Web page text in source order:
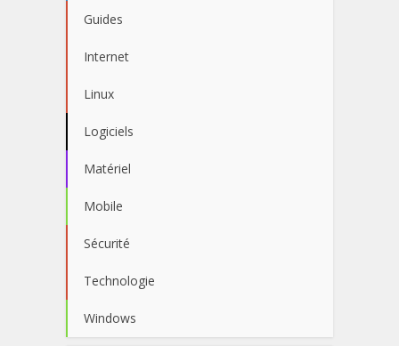
Guides
Internet
Linux
Logiciels
Matériel
Mobile
Sécurité
Technologie
Windows